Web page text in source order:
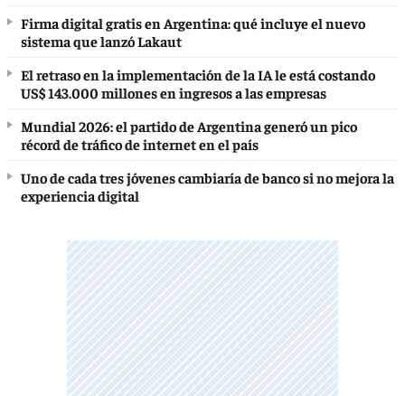
Firma digital gratis en Argentina: qué incluye el nuevo
sistema que lanzó Lakaut
El retraso en la implementación de la IA le está costando
US$ 143.000 millones en ingresos a las empresas
Mundial 2026: el partido de Argentina generó un pico
récord de tráfico de internet en el país
Uno de cada tres jóvenes cambiaría de banco si no mejora la
experiencia digital